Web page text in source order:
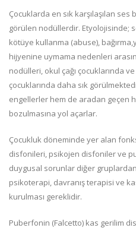
Çocuklarda en sık karşılaşılan
görülen nodüllerdir. Etyolojisinde;
kötüye kullanma (abuse),
hijyenine uymama nedenleri
nodülleri, okul çağı çocuklarında
çocuklarında daha sık
engellerler hem de aradan geçen
bozulmasına yol açarlar.
Çocukluk döneminde yer alan
disfonileri, psikojen disfoniler ve
duygusal sorunlar diğer
psikoterapi, davranış terapisi ve
kurulması gereklidir.
Puberfonin (Falcetto) kas gerilim